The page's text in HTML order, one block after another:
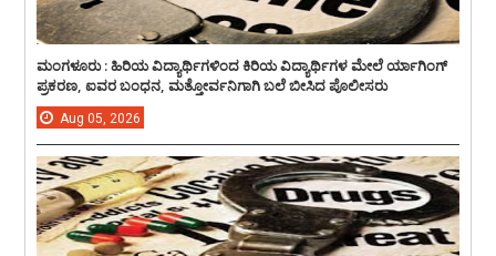
ಮಂಗಳೂರು : ಹಿರಿಯ ವಿದ್ಯಾರ್ಥಿಗಳಿಂದ ಕಿರಿಯ ವಿದ್ಯಾರ್ಥಿಗಳ ಮೇಲೆ ರ್ಯಾಗಿಂಗ್
ಪ್ರಕರಣ, ಐವರ ಬಂಧನ, ಮತ್ತೋರ್ವನಿಗಾಗಿ ಬಲೆ ಬೀಸಿದ ಪೊಲೀಸರು
Aug 05, 2026